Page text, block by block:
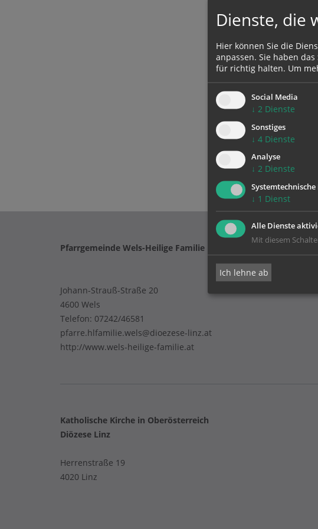
Pfarrgemeinde Wels-Heilige Familie
Johann-Strauß-Straße 20
4600 Wels
Telefon: 07242/46581
pfarre.hlfamilie.wels@dioezese-linz.at
http://www.wels-heilige-familie.at
Katholische Kirche in Oberösterreich
Diözese Linz
Herrenstraße 19
4020 Linz
Dienste, die
Hier können Sie die
anpassen. Sie haben
für richtig halten. Um
Social Media
↓ 2 Dienste
Sonstiges
↓ 4 Dienste
Analyse
↓ 2 Dienste
↓ 1 Dienst
Alle Dienste
Mit diesem
Ich lehne ab